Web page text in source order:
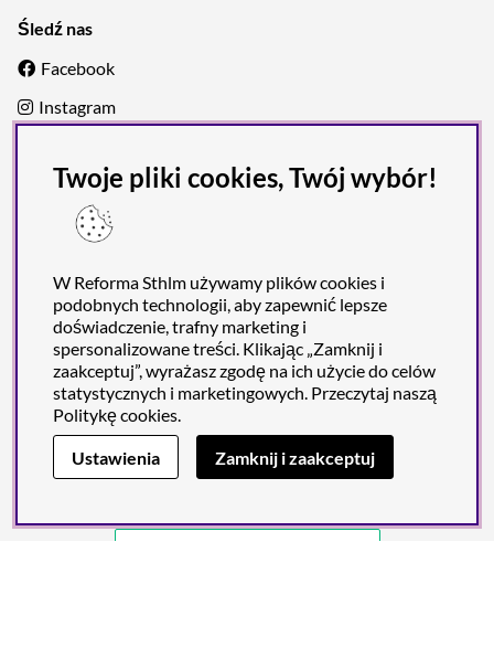
Śledź nas
Facebook
Instagram
Dostawa & Płatność
wiodącym dostawcom płatności i dostaw.
Twoje pliki cookies, Twój wybór!
W Reforma Sthlm używamy plików cookies i
podobnych technologii, aby zapewnić lepsze
doświadczenie, trafny marketing i
spersonalizowane treści. Klikając „Zamknij i
zaakceptuj”, wyrażasz zgodę na ich użycie do celów
statystycznych i marketingowych. Przeczytaj naszą
Politykę cookies.
Ustawienia Zamknij i zaakceptuj